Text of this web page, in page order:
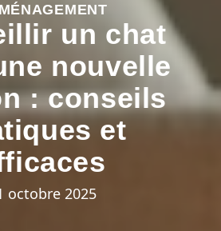
un chat
nouvelle
: conseils
et
octobre 2025